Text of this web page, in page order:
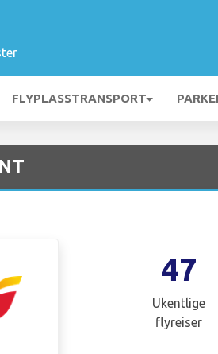
FLYPLASSTRANSPORT
47
Ukentlige
flyreiser